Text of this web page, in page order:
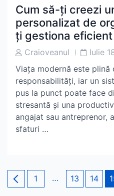
Cum să-ți creezi
personalizat de
ți gestiona
PostCraioveanul
PostIulie
Viața modernă este plină
responsabilități, iar un
pus la punct poate face
stresantă și una
angajat sau antreprenor,
sfaturi …
Paginație
articole
Page
1 … Page
13 Page
14